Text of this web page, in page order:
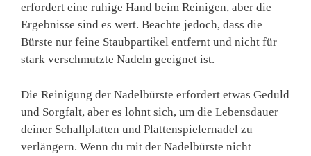
erfordert eine ruhige Hand beim Reinigen, aber die
Ergebnisse sind es wert. Beachte jedoch, dass die
Bürste nur feine Staubpartikel entfernt und nicht für
stark verschmutzte Nadeln geeignet ist.
Die Reinigung der Nadelbürste erfordert etwas Geduld
und Sorgfalt, aber es lohnt sich, um die Lebensdauer
deiner Schallplatten und Plattenspielernadel zu
verlängern. Wenn du mit der Nadelbürste nicht